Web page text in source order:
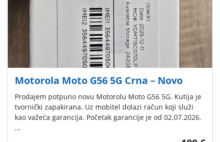
Motorola Moto G56 5G Crna – Novo
Prodajem potpuno novu Motorolu Moto G56 5G. Kutija je
tvornički zapakirana. Uz mobitel dolazi račun koji služi
kao važeća garancija. Početak garancije je od 02.07.2026.
...